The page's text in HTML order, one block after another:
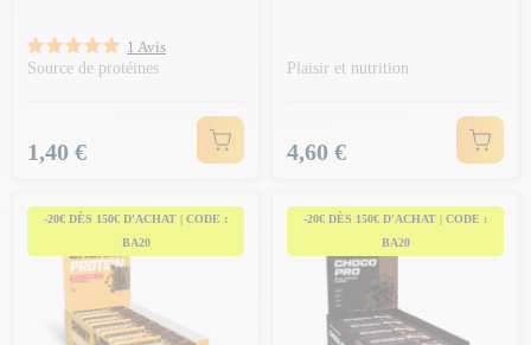
1 Avis
Source de protéines
Prix
1,40 €
Plaisir et nutrition
Prix
4,60 €
-20€ DÈS 150€ D'ACHAT | CODE :
BA20
-20€ DÈS 150€ D'ACHAT | CODE :
BA20